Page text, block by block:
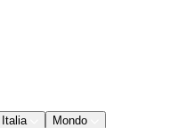
Italia
Mondo